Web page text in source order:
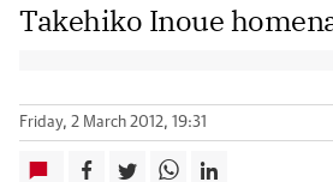
Takehiko Inoue
Friday, 2 March 2012, 19:31